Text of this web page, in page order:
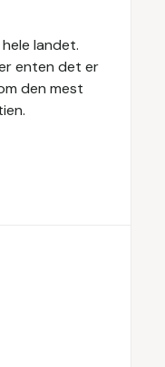
landet.
enten det er
den mest